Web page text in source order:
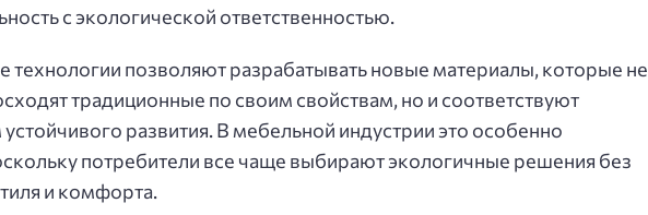
с экологической ответственностью.
позволяют разрабатывать новые материалы, которые не
традиционные по своим свойствам, но и соответствуют
развития. В мебельной индустрии это особенно
потребители все чаще выбирают экологичные решения без
и комфорта.